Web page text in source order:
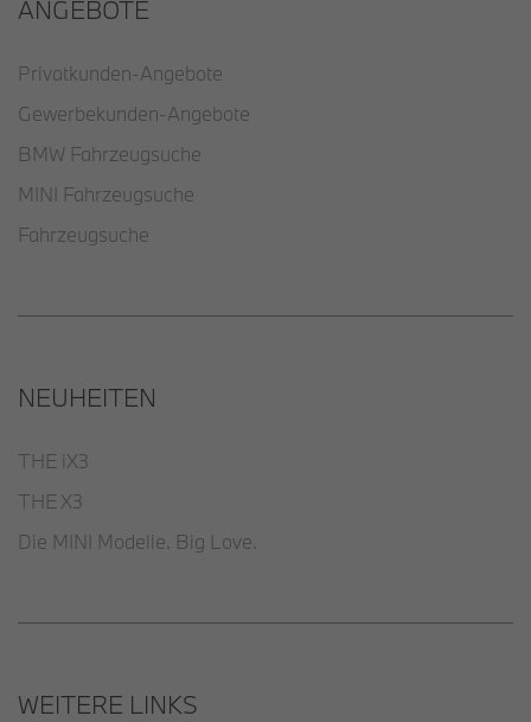
ANGEBOTE
Privatkunden-Angebote
Gewerbekunden-Angebote
BMW Fahrzeugsuche
MINI Fahrzeugsuche
Fahrzeugsuche
NEUHEITEN
THE iX3
THE X3
Die MINI Modelle. Big Love.
WEITERE LINKS